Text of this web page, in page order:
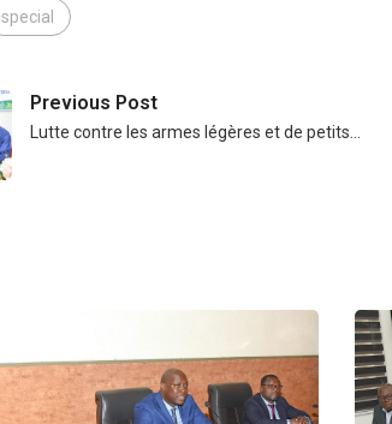
special
Previous Post
Lutte contre les armes légères et de petits…